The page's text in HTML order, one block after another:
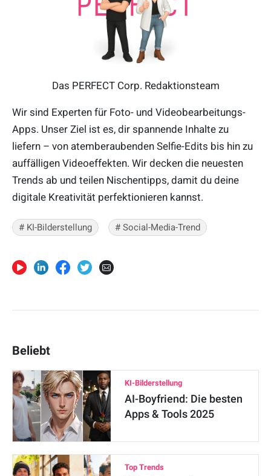
Das PERFECT Corp. Redaktionsteam
Wir sind Experten für Foto- und Videobearbeitungs-
Apps. Unser Ziel ist es, dir spannende Inhalte zu
liefern – von atemberaubenden Selfie-Edits bis hin zu
auffälligen Videoeffekten. Wir decken die neuesten
Trends ab und teilen Nischentipps, damit du deine
digitale Kreativität perfektionieren kannst.
# KI-Bilderstellung # Social-Media-Trend
Beliebt
KI-Bilderstellung
AI-Boyfriend: Die besten
Apps & Tools 2025
Top Trends